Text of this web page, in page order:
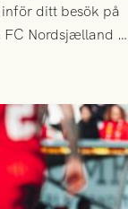
ditt besök på
FC Nordsjælland i
på torsdag